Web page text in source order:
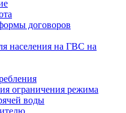
договоров
населения на ГВС на
ограничения режима
воды